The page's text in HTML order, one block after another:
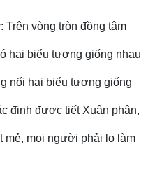
vòng tròn đồng tâm
hai biểu tượng giống nhau
nối hai biểu tượng giống
định được tiết Xuân phân,
mẻ, mọi người phải lo làm